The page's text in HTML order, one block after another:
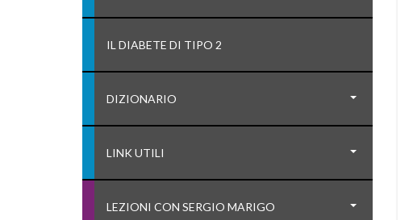
IL DIABETE DI TIPO 2
DIZIONARIO
LINK UTILI
LEZIONI CON SERGIO MARIGO